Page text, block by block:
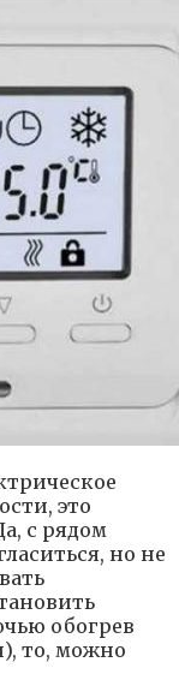
это
с рядом
но не
обогрев
то, можно